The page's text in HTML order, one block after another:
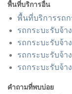
พื้นที่บริการอื่น
พื้นที่บริการรถก
รถกระบะรับจ้า
รถกระบะรับจ้า
รถกระบะรับจ้า
รถกระบะรับจ้า
คำถามที่พบบ่อย